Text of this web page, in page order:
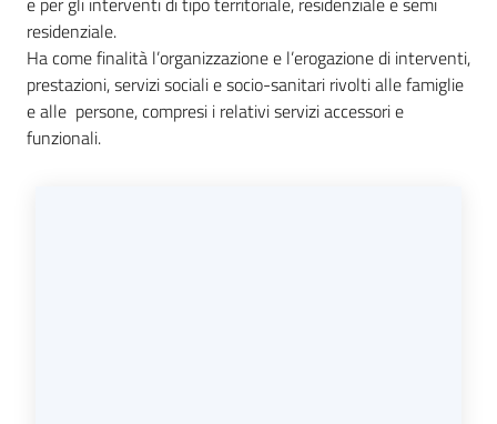
Documenti
e
dati
residenziale.
Ha come finalità l’organizzazione e l’erogazione di interventi,
prestazioni, servizi sociali e socio-sanitari rivolti alle famiglie
e alle persone, compresi i relativi servizi accessori e
funzionali.